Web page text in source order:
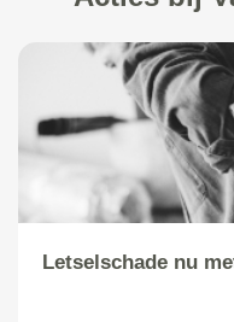
Letselschade nu